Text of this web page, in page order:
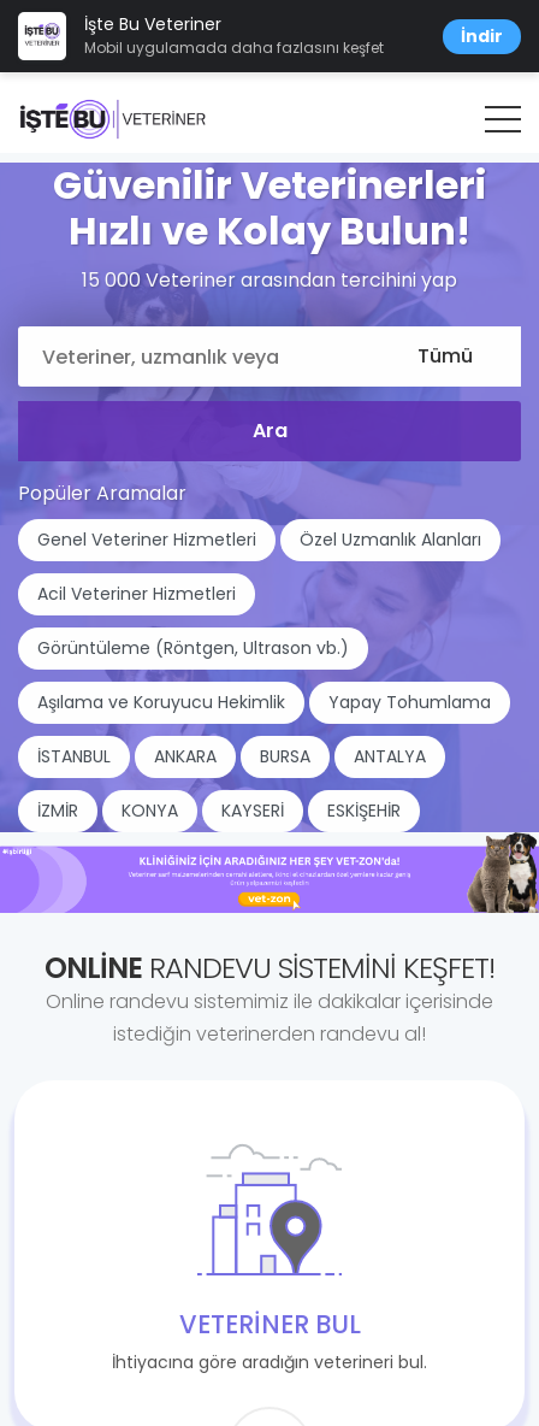
İşte Bu Veteriner
Mobil uygulamada daha fazlasını keşfet İndir
Güvenilir Veterinerleri
Hızlı ve Kolay Bulun!
15 000 Veteriner arasından tercihini yap
Popüler Aramalar
Genel Veteriner Hizmetleri Özel Uzmanlık Alanları
Acil Veteriner Hizmetleri
Görüntüleme (Röntgen, Ultrason vb.)
Aşılama ve Koruyucu Hekimlik Yapay Tohumlama
İSTANBUL ANKARA BURSA ANTALYA
İZMİR KONYA KAYSERİ ESKİŞEHİR
ONLINE RANDEVU SISTEMINI KEŞFET!
Online randevu sistemimiz ile dakikalar içerisinde
istediğin veterinerden randevu al!
VETERINER BUL
İhtiyacına göre aradığın veterineri bul.